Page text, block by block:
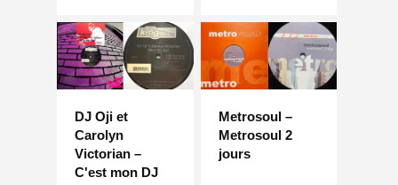
DJ Oji et
Carolyn
Victorian –
C'est mon DJ
Metrosoul –
Metrosoul 2
jours